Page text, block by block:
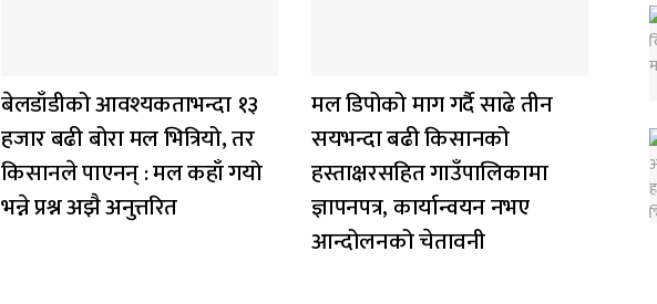
बेलडाँडीको आवश्यकताभन्दा १३
हजार बढी बोरा मल भित्रियो, तर
किसानले पाएनन् : मल कहाँ गयो
भन्ने प्रश्न अझै अनुत्तरित
मल डिपोको माग गर्दै साढे तीन
सयभन्दा बढी किसानको
हस्ताक्षरसहित गाउँपालिकामा
ज्ञापनपत्र, कार्यान्वयन नभए
आन्दोलनको चेतावनी